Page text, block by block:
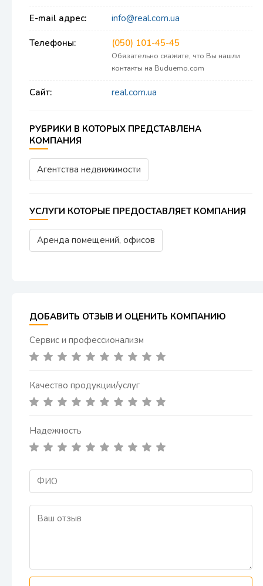
E-mail адрес: info@real.com.ua
Телефоны: (050) 101-45-45
Обязательно скажите, что Вы нашли
контакты на Buduemo.com
Сайт: real.com.ua
РУБРИКИ В КОТОРЫХ ПРЕДСТАВЛЕНА
КОМПАНИЯ
Агентства недвижимости
УСЛУГИ КОТОРЫЕ ПРЕДОСТАВЛЯЕТ КОМПАНИЯ
Аренда помещений, офисов
ДОБАВИТЬ ОТЗЫВ И ОЦЕНИТЬ КОМПАНИЮ
Сервис и профессионализм
Качество продукции/услуг
Надежность